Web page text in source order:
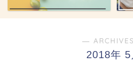
―
2018年 5